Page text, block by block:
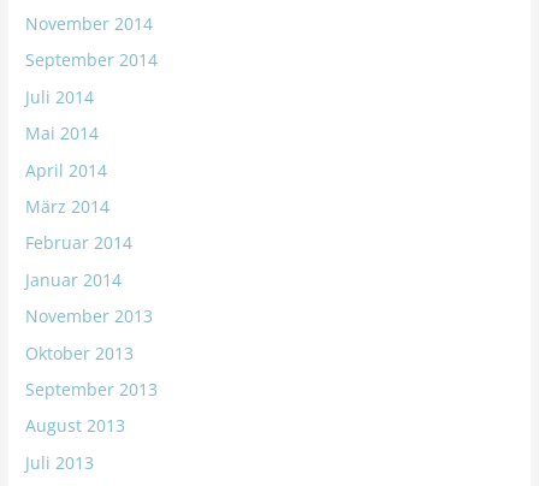
November 2014
September 2014
Juli 2014
Mai 2014
April 2014
März 2014
Februar 2014
Januar 2014
November 2013
Oktober 2013
September 2013
August 2013
Juli 2013